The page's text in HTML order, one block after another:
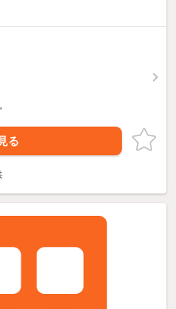
る